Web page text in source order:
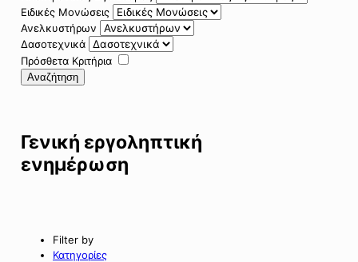
Ειδικές Μονώσεις
Ανελκυστήρων
Δασοτεχνικά
Πρόσθετα Κριτήρια
Αναζήτηση
Γενική εργοληπτική
ενημέρωση
Filter by
Κατηγορίες